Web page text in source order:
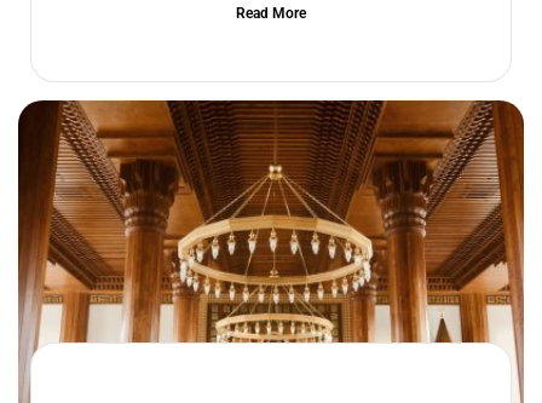
Read More